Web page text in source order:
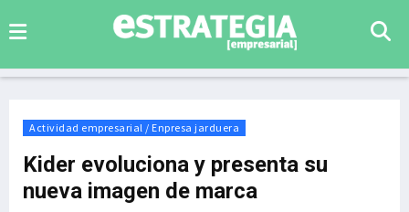
Actividad empresarial / Enpresa jarduera
Kider evoluciona y presenta su
nueva imagen de marca